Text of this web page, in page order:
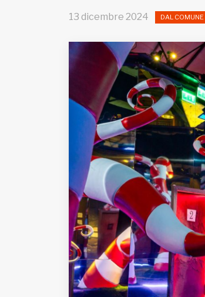
Imbonati, 89 20159 Milano (Italia)
Informativa sulla privacy
13 dicembre 2024 DAL COMUNE